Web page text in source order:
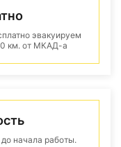
эвакуируем
км. от МКАД-а
начала работы.